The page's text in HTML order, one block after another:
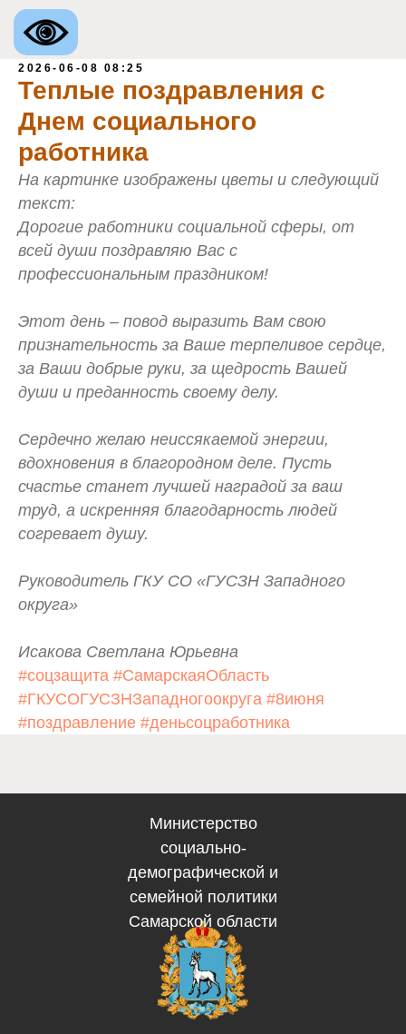
2026-06-08 08:25
Теплые поздравления с
Днем социального
работника
На картинке изображены цветы и следующий
текст:
Дорогие работники социальной сферы, от
всей души поздравляю Вас с
профессиональным праздником!
Этот день – повод выразить Вам свою
признательность за Ваше терпеливое сердце,
за Ваши добрые руки, за щедрость Вашей
души и преданность своему делу.
Сердечно желаю неиссякаемой энергии,
вдохновения в благородном деле. Пусть
счастье станет лучшей наградой за ваш
труд, а искренняя благодарность людей
согревает душу.
Руководитель ГКУ СО «ГУСЗН Западного
округа»
Исакова Светлана Юрьевна
#соцзащита #СамарскаяОбласть
#ГКУСОГУСЗНЗападногоокруга #8июня
#поздравление #деньсоцработника
Министерство
социально-
демографической и
семейной политики
Самарской области
Самарской
области